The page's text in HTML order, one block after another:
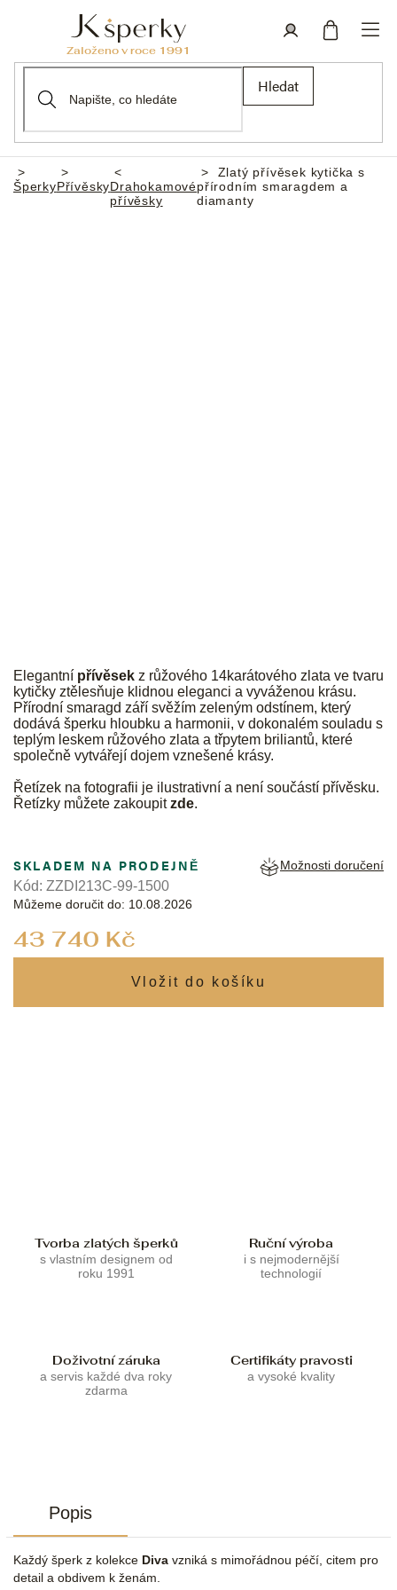
Hledat
Domů
ŠperkyPřívěskyDrahokamové
přívěsky
Zlatý přívěsek kytička s
přírodním smaragdem a
diamanty
Elegantní přívěsek z růžového 14karátového zlata ve tvaru
kytičky ztělesňuje klidnou eleganci a vyváženou krásu.
Přírodní smaragd září svěžím zeleným odstínem, který
dodává šperku hloubku a harmonii, v dokonalém souladu s
teplým leskem růžového zlata a třpytem briliantů, které
společně vytvářejí dojem vznešené krásy.
Řetízek na fotografii je ilustrativní a není součástí přívěsku.
Řetízky můžete zakoupitzde.
43 740 Kč
SKLADEM NA PRODEJNĚ
Můžeme doručit do: 10.08.2026
Možnosti doručení
Kód: ZZDI213C-99-1500
Tvorba zlatých šperků
s vlastním designem od
roku 1991
Ruční výroba
i s nejmodernější
technologií
Doživotní záruka
a servis každé dva roky
zdarma
Certifikáty pravosti
a vysoké kvality
Popis
Každý šperk z kolekce Diva vzniká s mimořádnou péčí, citem pro
detail a obdivem k ženám.